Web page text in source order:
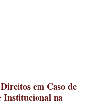
em Caso de
Institucional na